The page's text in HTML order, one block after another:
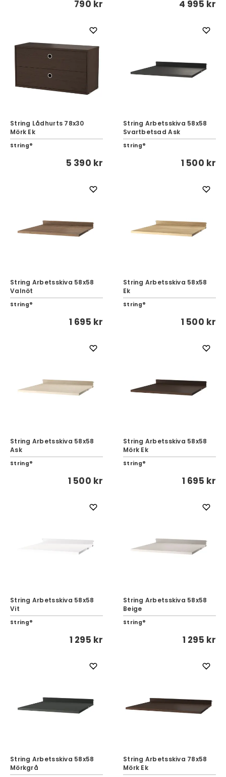
790 kr 4 995 kr
String Lådhurts 78x30
Mörk Ek
String®
5 390 kr
String Arbetsskiva 58x58
Svartbetsad Ask
String®
1 500 kr
String Arbetsskiva 58x58
Valnöt
String®
1 695 kr
String Arbetsskiva 58x58
Ek
String®
1 500 kr
String Arbetsskiva 58x58
Ask
String®
1 500 kr
String Arbetsskiva 58x58
Mörk Ek
String®
1 695 kr
String Arbetsskiva 58x58
Vit
String®
1 295 kr
String Arbetsskiva 58x58
Beige
String®
1 295 kr
String Arbetsskiva 58x58
Mörkgrå
String Arbetsskiva 78x58
Mörk Ek